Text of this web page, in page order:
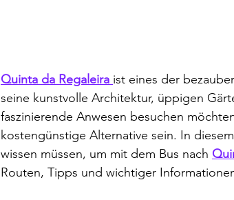
Quinta da Regaleira ist eines der
seine kunstvolle Architektur, üppigen
faszinierende Anwesen besuchen
kostengünstige Alternative sein. In
wissen müssen, um mit dem Bus nach
Routen, Tipps und wichtiger